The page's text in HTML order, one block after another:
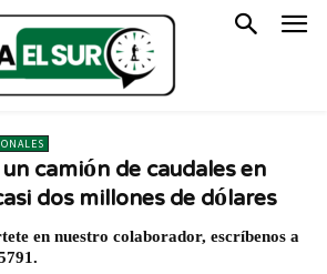
camión de caudales en
dos millones de dólares
en nuestro colaborador, escríbenos a